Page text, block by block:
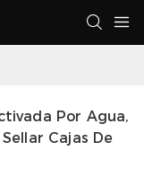
Por Agua,
Cajas De